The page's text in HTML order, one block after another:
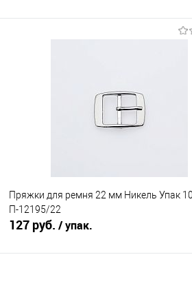
Пряжки для ремня 22 мм Никель Упак
П-12195/22
127 руб. / упак.